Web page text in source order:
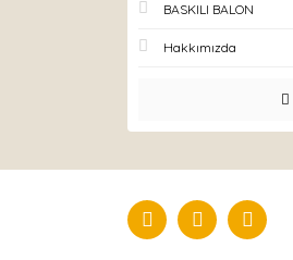
BASKILI BALON
Hakkımızda